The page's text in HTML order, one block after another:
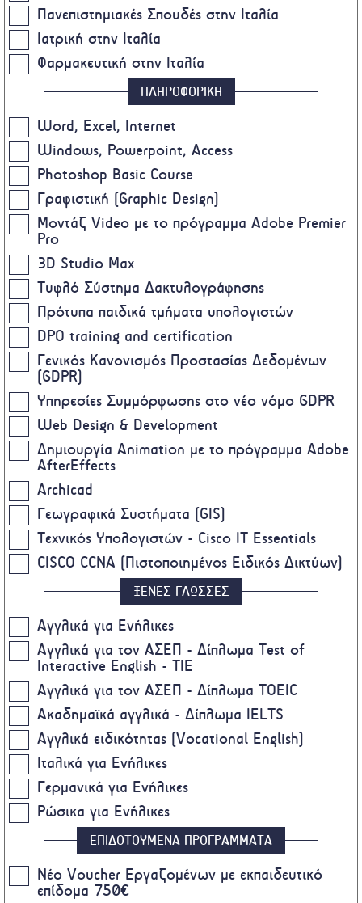
Πανεπιστημιακές Σπουδές στην Ιταλία
Ιατρική στην Ιταλία
Φαρμακευτική στην Ιταλία
ΠΛΗΡΟΦΟΡΙΚΗ
Word, Excel, Internet
Windows, Powerpoint, Access
Photoshop Basic Course
Γραφιστική (Graphic Design)
Μοντάζ Video με το πρόγραμμα Adobe Premier
Pro
3D Studio Max
Τυφλό Σύστημα Δακτυλογράφησης
Πρότυπα παιδικά τμήματα υπολογιστών
DPO training and certification
Γενικός Κανονισμός Προστασίας Δεδομένων
(GDPR)
Υπηρεσίες Συμμόρφωσης στο νέο νόμο GDPR
Web Design & Development
Δημιουργία Animation με το πρόγραμμα Adobe
AfterEffects
Archicad
Γεωγραφικά Συστήματα (GIS)
Τεχνικός Υπολογιστών - Cisco IT Essentials
CISCO CCNA (Πιστοποιημένος Ειδικός Δικτύων)
ΞΕΝΕΣ ΓΛΩΣΣΕΣ
Αγγλικά για Ενήλικες
Αγγλικά για τον ΑΣΕΠ - Δίπλωμα Test of
Interactive English - TIE
Αγγλικά για τον ΑΣΕΠ - Δίπλωμα TOEIC
Ακαδημαϊκά αγγλικά - Δίπλωμα IELTS
Αγγλικά ειδικότητας (Vocational English)
Ιταλικά για Ενήλικες
Γερμανικά για Ενήλικες
Ρώσικα για Ενήλικες
ΕΠΙΔΟΤΟΥΜΕΝΑ ΠΡΟΓΡΑΜΜΑΤΑ
Nέο Voucher Εργαζομένων με εκπαιδευτικό
επίδομα 750€